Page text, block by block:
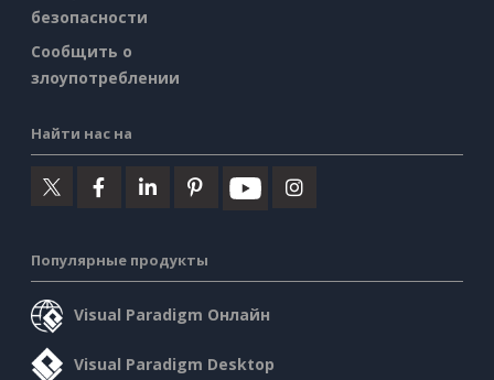
безопасности
Сообщить о
злоупотреблении
Найти нас на
Популярные продукты
Visual Paradigm Онлайн
Visual Paradigm Desktop